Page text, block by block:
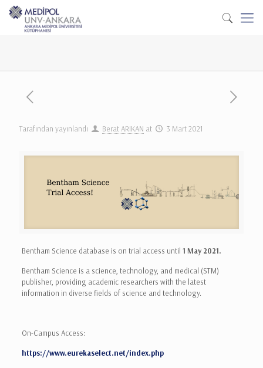
Tarafından yayınlandı Berat ARIKAN at 3 Mart 2021
Bentham Science database is on trial access until 1 May 2021.
Bentham Science is a science, technology, and medical (STM)
publisher, providing academic researchers with the latest
information in diverse fields of science and technology.
On-Campus Access:
https://www.eurekaselect.net/index.php